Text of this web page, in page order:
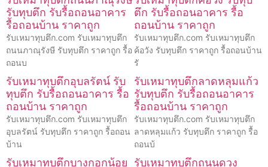
รับทุบตึก รับรื้อถอนอาคาร
รื้อถอนบ้าน ราคาถูก
รับเหมาทุบตึก.com รับเหมาทุบตึก
ถนนภาณุรังษี รับทุบตึก ราคาถูก รื้อ
ถอนบ
ตึก รับรื้อถอนอาคาร รื้อ
ถอนบ้าน ราคาถูก
รับเหมาทุบตึก.com รับเหมาทุบตึก
ค้อวัง รับทุบตึก ราคาถูก รื้อถอนบ้าน
รั
รับเหมาทุบตึกอุบลรัตน์ รับ
ทุบตึก รับรื้อถอนอาคาร รื้อ
ถอนบ้าน ราคาถูก
รับเหมาทุบตึก.com รับเหมาทุบตึก
อุบลรัตน์ รับทุบตึก ราคาถูก รื้อถอน
บ้าน
รับเหมาทุบตึกลาดหลุมแก้ว
รับทุบตึก รับรื้อถอนอาคาร
รื้อถอนบ้าน ราคาถูก
รับเหมาทุบตึก.com รับเหมาทุบตึก
ลาดหลุมแก้ว รับทุบตึก ราคาถูก รื้อ
ถอนบ้
รับเหมาทุบตึกบางกอกน้อย รับเหมาทุบตึกถนนดวง